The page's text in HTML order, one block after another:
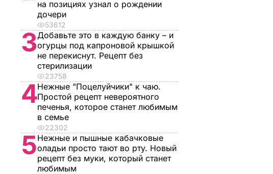
на позициях узнал о рождении
дочери
53612
3Добавьте это в каждую банку – и
огурцы под капроновой крышкой
не перекиснут. Рецепт без
стерилизации
23758
4Нежные "Поцелуйчики" к чаю.
Простой рецепт невероятного
печенья, которое станет любимым
в семье
22302
5Нежные и пышные кабачковые
оладьи просто тают во рту. Новый
рецепт без муки, который станет
любимым